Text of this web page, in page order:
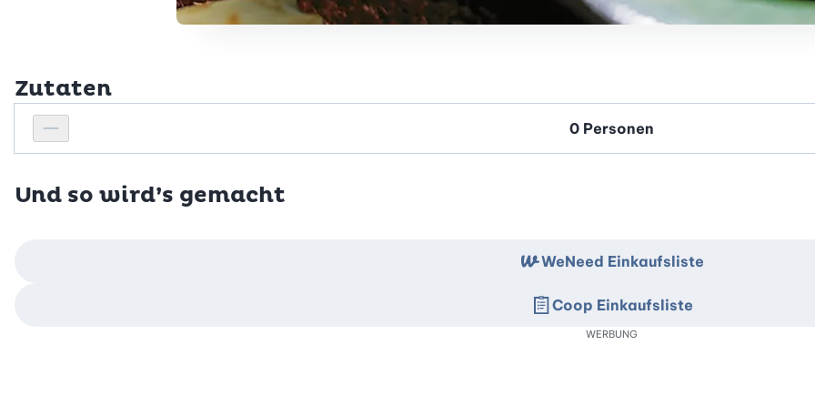
Zutaten
Personenanzahl verringern
Personenanzahl
Und so wird’s gemacht
WeNeed Einkaufsliste
Coop Einkaufsliste
WERBUNG